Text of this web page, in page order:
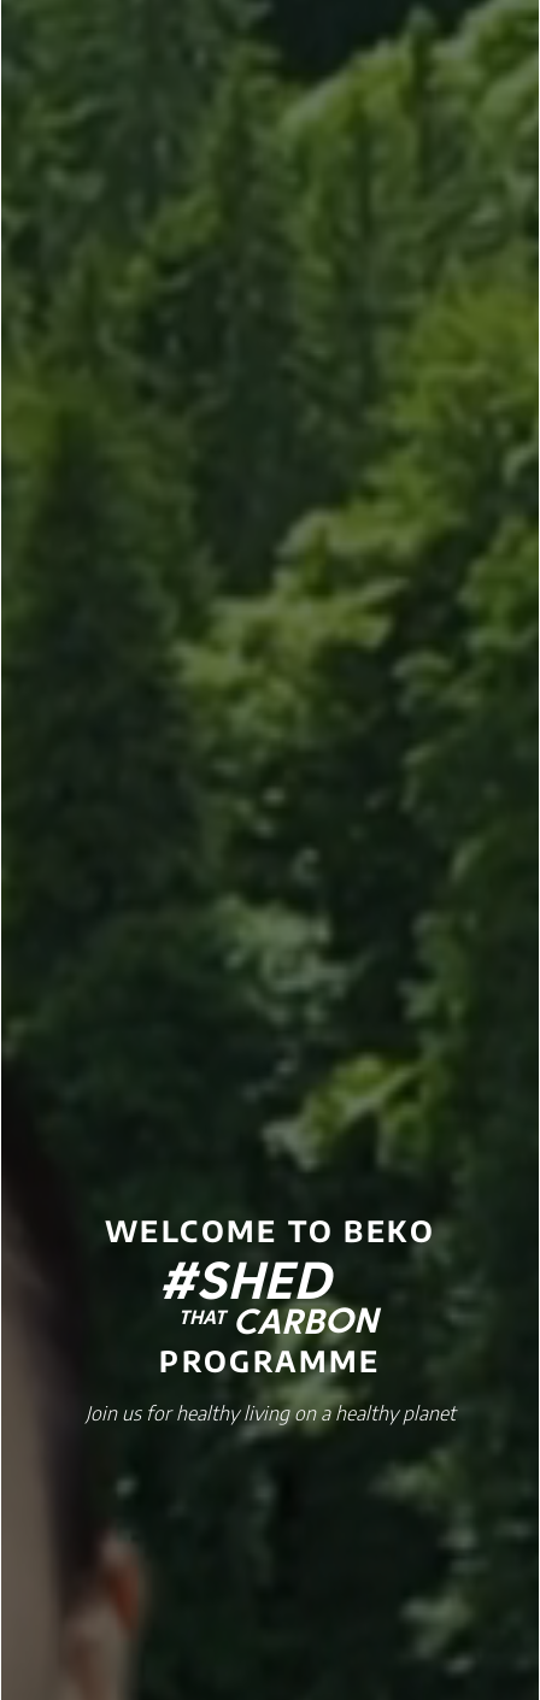
WELCOME TO BEKO
#SHED
CARBON
THAT
PROGRAMME
Join us for healthy living on a healthy planet